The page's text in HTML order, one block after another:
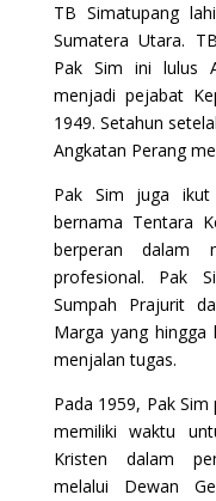
TB Simatupang
Sumatera Utara.
Pak Sim ini lulus
menjadi pejabat
1949. Setahun
Angkatan Perang
Pak Sim juga ikut
bernama Tentara
berperan dalam
profesional. Pak
Sumpah Prajurit
Marga yang hingga
menjalan tugas.
Pada 1959, Pak
memiliki waktu
Kristen dalam
melalui Dewan